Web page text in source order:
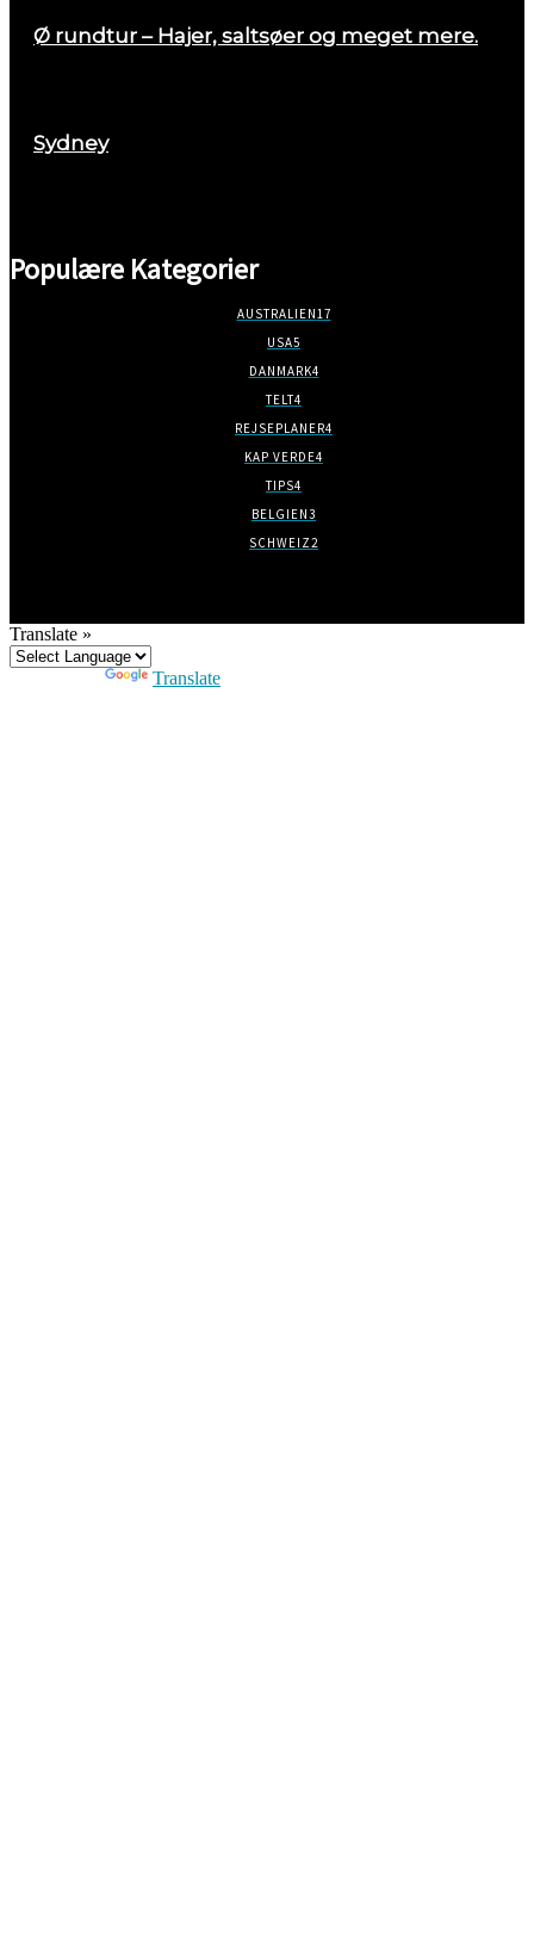
Ø rundtur – Hajer, saltsøer og meget mere.
Sydney
Populære Kategorier
AUSTRALIEN17
USA5
DANMARK4
TELT4
REJSEPLANER4
KAP VERDE4
TIPS4
BELGIEN3
SCHWEIZ2
Translate »
Translate